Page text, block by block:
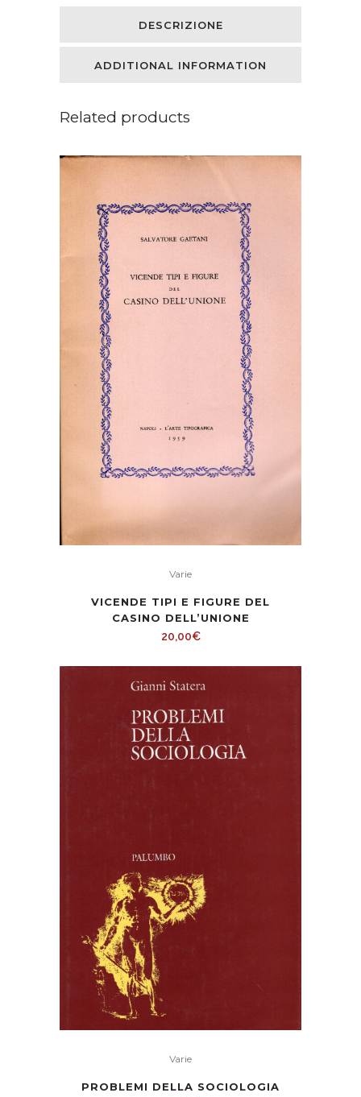
DESCRIZIONE
ADDITIONAL INFORMATION
Related products
Varie
VICENDE TIPI E FIGURE DEL
CASINO DELL’UNIONE
20,00€
Varie
PROBLEMI DELLA SOCIOLOGIA